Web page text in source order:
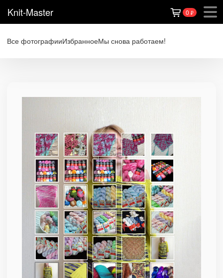
Knit-Master 0 ₽
Все фотографииИзбранноеМы снова работаем!